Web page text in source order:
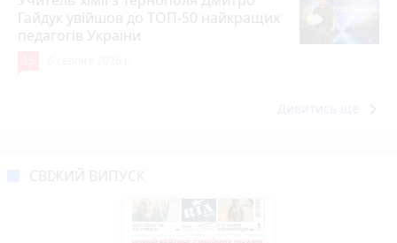
Гайдук увійшов до ТОП-50 найкращих
педагогів України